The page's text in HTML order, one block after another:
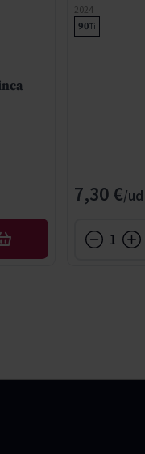
AFEGIR
2024
90Ti
7,30 €